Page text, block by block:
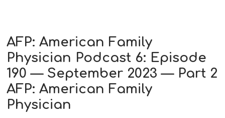
AFP: American Family
Physician Podcast 6: Episode
190 — September 2023 — Part 2
AFP: American Family
Physician